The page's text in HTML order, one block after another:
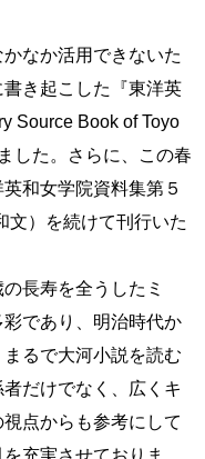
なか活用できないた
き起こした『東洋英
Source Book of Toyo
した。さらに、この春
和女学院資料集第５
文）を続けて刊行いた
の長寿を全うしたミ
であり、明治時代か
るで大河小説を読む
だけでなく、広くキ
点からも参考にして